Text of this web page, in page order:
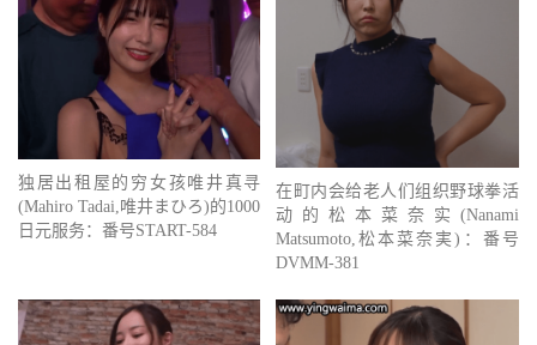
独居出租屋的穷女孩唯井真寻
(Mahiro Tadai,唯井まひろ)的1000
日元服务：番号START-584
在町内会给老人们组织野球拳活
动的松本菜奈实(Nanami
Matsumoto,松本菜奈実)：番号
DVMM-381